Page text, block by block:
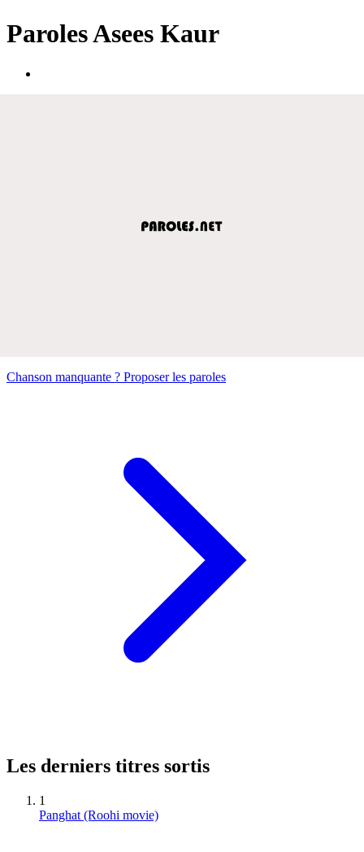
ParolesAsees Kaur
Chanson manquante ? Proposer les paroles
Les derniers titres sortis
1
Panghat (Roohi movie)